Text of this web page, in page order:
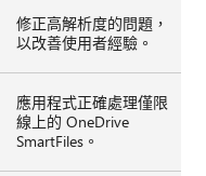
修正高解析度的問題，
以改善使用者經驗。
應用程式正確處理僅限
線上的 OneDrive
SmartFiles。